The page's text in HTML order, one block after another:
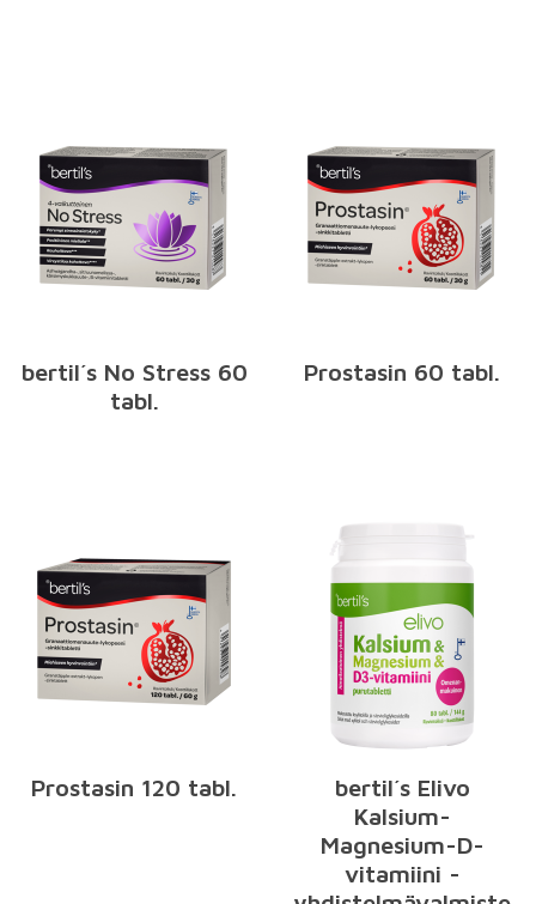
bertil´s No Stress 60
tabl.
Prostasin 60 tabl.
Prostasin 120 tabl.
bertil´s Elivo
Kalsium-
Magnesium-D-
vitamiini -